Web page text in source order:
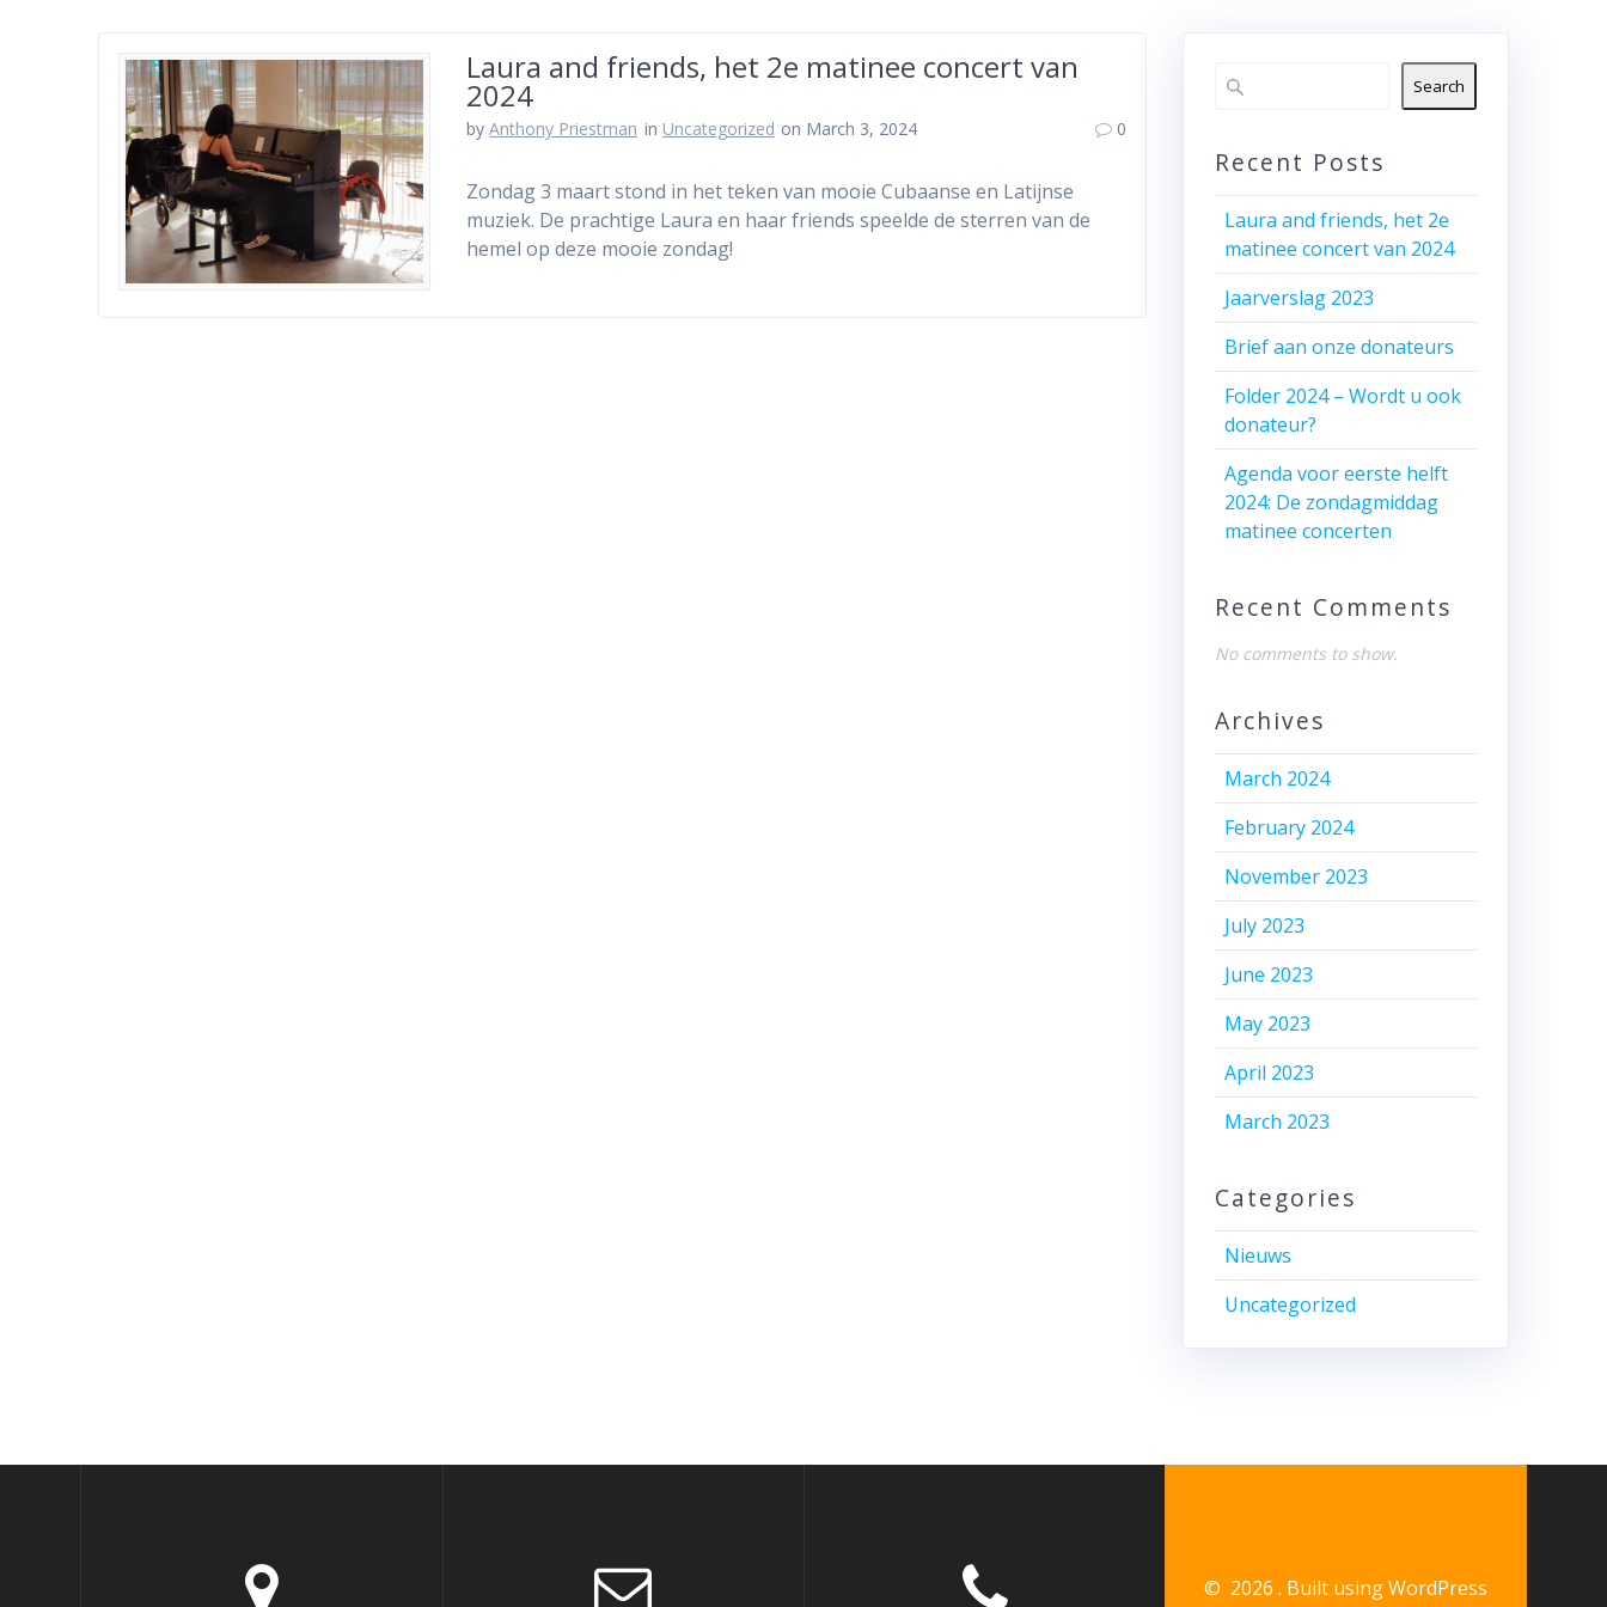
Laura and friends, het 2e matinee concert van
2024
byAnthony Priestman in Uncategorized on March 3, 2024 0
Zondag 3 maart stond in het teken van mooie Cubaanse en Latijnse
muziek. De prachtige Laura en haar friends speelde de sterren van de
hemel op deze mooie zondag!
Search
Recent Posts
Laura and friends, het 2e
matinee concert van 2024
Jaarverslag 2023
Brief aan onze donateurs
Folder 2024 – Wordt u ook
donateur?
Agenda voor eerste helft
2024: De zondagmiddag
matinee concerten
Recent Comments
No comments to show.
Archives
March 2024
February 2024
November 2023
July 2023
June 2023
May 2023
April 2023
March 2023
Categories
Nieuws
Uncategorized
© 2026 . Built using WordPress